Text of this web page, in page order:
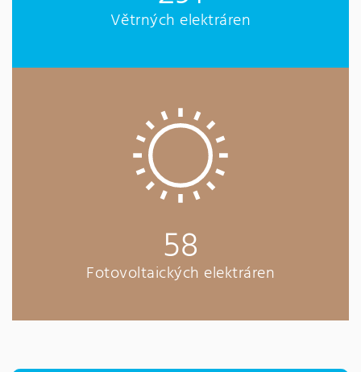
Větrných elektráren
58
Fotovoltaických elektráren